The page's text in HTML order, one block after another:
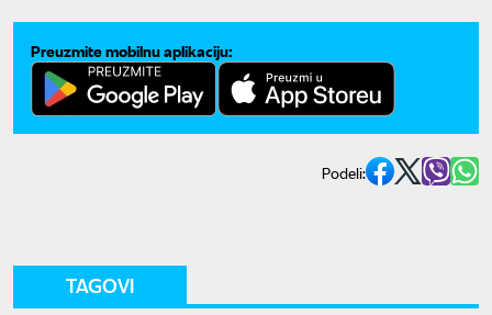
Preuzmite mobilnu aplikaciju:
Podeli:
TAGOVI